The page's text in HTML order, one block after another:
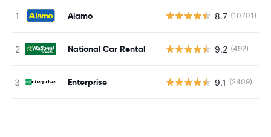
Alamo 8.7 (10701)
National Car Rental 9.2 (492)
Enterprise 9.1 (2409)